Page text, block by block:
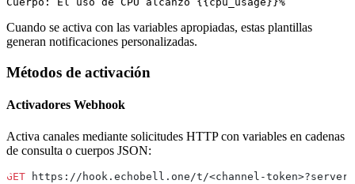
Cuando se activa con las variables apropiadas, estas plantillas
generan notificaciones personalizadas.
Métodos de activación
Activadores Webhook
Activa canales mediante solicitudes HTTP con variables en cadenas
de consulta o cuerpos JSON:
GET https://hook.echobell.one/t/<channel-